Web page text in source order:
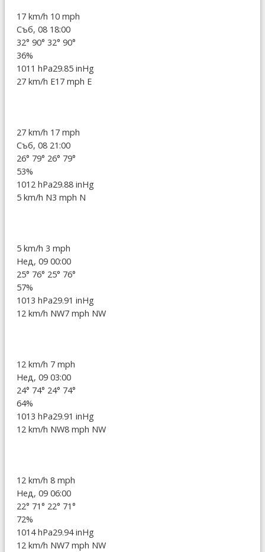
17 km/h 10 mph
Съб, 08 18:00
32° 90° 32° 90°
36%
1011 hPa29.85 inHg
27 km/h E17 mph E
27 km/h 17 mph
Съб, 08 21:00
26° 79° 26° 79°
53%
1012 hPa29.88 inHg
5 km/h N3 mph N
5 km/h 3 mph
Нед, 09 00:00
25° 76° 25° 76°
57%
1013 hPa29.91 inHg
12 km/h NW7 mph NW
12 km/h 7 mph
Нед, 09 03:00
24° 74° 24° 74°
64%
1013 hPa29.91 inHg
12 km/h NW8 mph NW
12 km/h 8 mph
Нед, 09 06:00
22° 71° 22° 71°
72%
1014 hPa29.94 inHg
12 km/h NW7 mph NW